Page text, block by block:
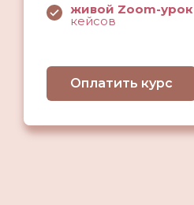
живой Zoom-урок
кейсов
Оплатить курс